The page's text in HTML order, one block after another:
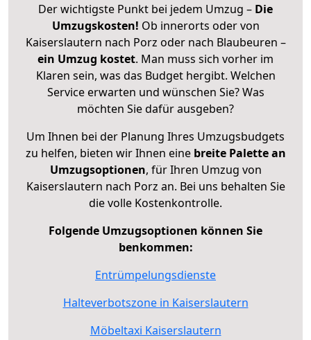
Der wichtigste Punkt bei jedem Umzug – Die
Umzugskosten! Ob innerorts oder von
Kaiserslautern nach Porz oder nach Blaubeuren –
ein Umzug kostet. Man muss sich vorher im
Klaren sein, was das Budget hergibt. Welchen
Service erwarten und wünschen Sie? Was
möchten Sie dafür ausgeben?
Um Ihnen bei der Planung Ihres Umzugsbudgets
zu helfen, bieten wir Ihnen eine breite Palette an
Umzugsoptionen, für Ihren Umzug von
Kaiserslautern nach Porz an. Bei uns behalten Sie
die volle Kostenkontrolle.
Folgende Umzugsoptionen können Sie
benkommen:
Entrümpelungsdienste
Halteverbotszone in Kaiserslautern
Möbeltaxi Kaiserslautern